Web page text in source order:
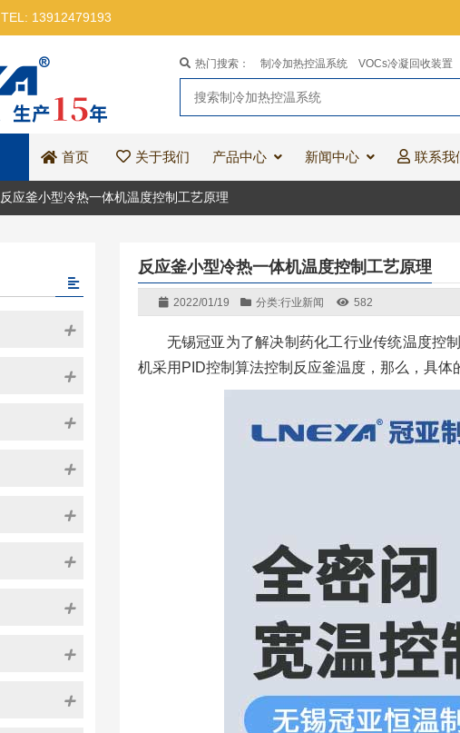
TEL: 13912479193
热门搜索： 制冷加热控温系统 VOCs冷凝回收装置
首页 关于我们 产品中心 新闻中心 联系我
反应釜小型冷热一体机温度控制工艺原理
反应釜小型冷热一体机温度控制工艺原理
2022/01/19 分类:行业新闻 582
无锡冠亚为了解决制药化工行业传统温度控
机采用PID控制算法控制反应釜温度，那么，具体